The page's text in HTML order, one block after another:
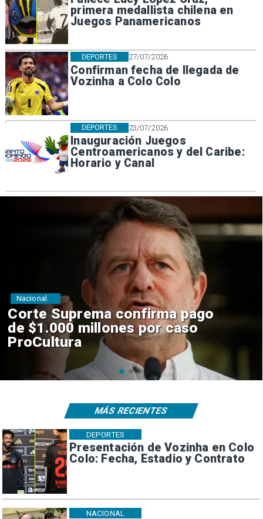
primera medallista chilena en
Juegos Panamericanos
27/07/2026
Confirman fecha de llegada de
Vozinha a Colo Colo
DEPORTES
23/07/2026
Inauguración Juegos
Centroamericanos y del Caribe:
Horario y Canal
DEPORTES
Codelco suspende
construcción de Andes Norte
en El Teniente por riesgos
sísmicos
Nacional
Presentación de Vozinha en Colo
Colo: Fecha, Estadio y Contrato
DEPORTES
NACIONAL
MÁS RECIENTES